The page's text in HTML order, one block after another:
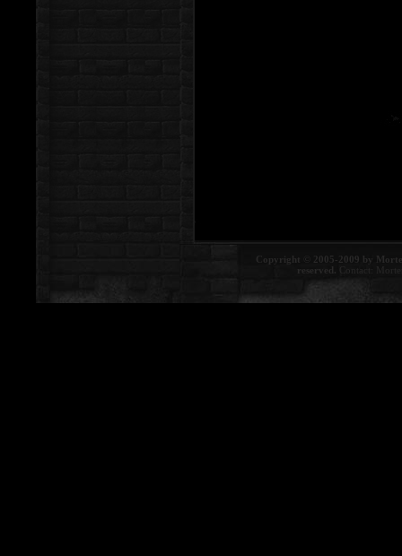
Copyright © 2005-2009 by
reserved. Contact: